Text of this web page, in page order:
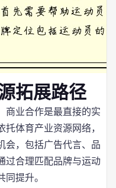
拓展路径
商业合作是最直接的实
体育产业资源网络，
会，包括广告代言、品
过合理匹配品牌与运动
提升。